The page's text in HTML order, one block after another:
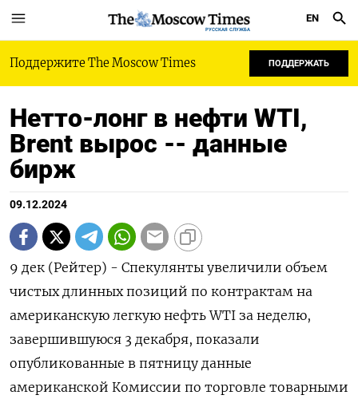
РУССКАЯ СЛУЖБА
EN
Поддержите The Moscow Times ПОДДЕРЖАТЬ
Нетто-лонг в нефти WTI,
Brent вырос -- данные
бирж
09.12.2024
9 дек (Рейтер) - Спекулянты увеличили объем
чистых длинных позиций по контрактам на
американскую легкую нефть WTI за неделю,
завершившуюся 3 декабря, показали
опубликованные в пятницу данные
американской Комиссии по торговле товарными